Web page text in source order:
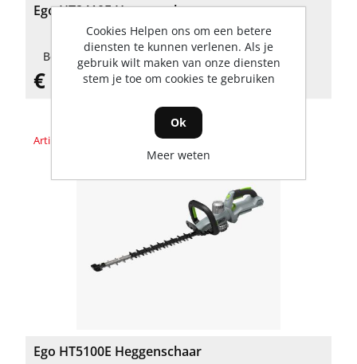
Ego HT2410E Heggenschaar
Beschikbaarheid: 1 Op voorraad
€ 239,00 incl. BTW
Artikelnummer: HT5100E
Ego HT5100E Heggenschaar
Cookies Helpen ons om een betere
diensten te kunnen verlenen. Als je
gebruik wilt maken van onze diensten
stem je toe om cookies te gebruiken
Ok
Meer weten